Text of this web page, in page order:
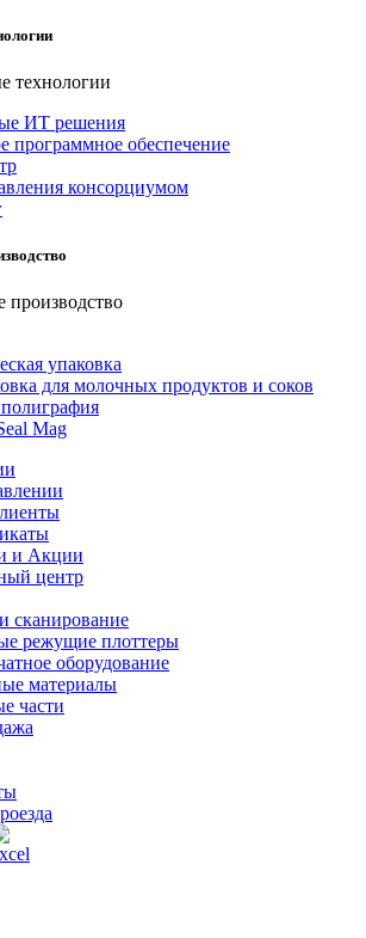
ИТ решения
программное обеспечение
консорциумом
упаковка
для молочных продуктов и соков
Mag
и Акции
центр
сканирование
режущие плоттеры
оборудование
материалы
части